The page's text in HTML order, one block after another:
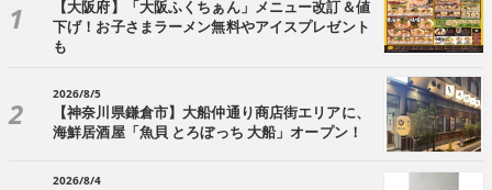
【大阪府】「大阪ふくちぁん」メニュー改訂＆値
下げ！お子さまラーメン無料やアイスプレゼント
も
2026/8/5
【神奈川県鎌倉市】大船仲通り商店街エリアに、
海鮮居酒屋「魚貝 とろぼっち 大船」オープン！
2026/8/4